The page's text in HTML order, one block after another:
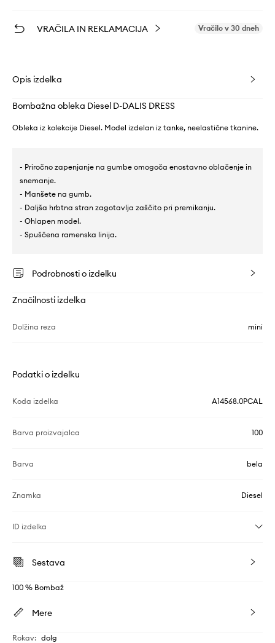
VRAČILA IN REKLAMACIJA Vračilo v 30 dneh
Opis izdelka
Bombažna obleka Diesel D-DALIS DRESS
Obleka iz kolekcije Diesel. Model izdelan iz tanke, neelastične tkanine.
- Priročno zapenjanje na gumbe omogoča enostavno oblačenje in
snemanje.
- Manšete na gumb.
- Daljša hrbtna stran zagotavlja zaščito pri premikanju.
- Ohlapen model.
- Spuščena ramenska linija.
Podrobnosti o izdelku
Značilnosti izdelka
Dolžina reza mini
Podatki o izdelku
Koda izdelka A14568.0PCAL
Barva proizvajalca 100
Barva bela
Znamka Diesel
ID izdelka
Sestava
100 % Bombaž
Mere
Rokav: dolg